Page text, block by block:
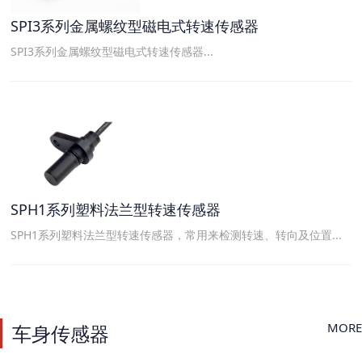
SPI3系列金属螺纹型磁电式转速传感器
SPI3系列金属螺纹型磁电式转速传感器...
SPH1系列塑料法兰型转速传感器
SPH1系列塑料法兰型转速传感器，常用来检测转速、转向及位置...
车身传感器 MORE